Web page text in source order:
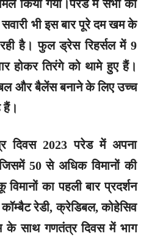
किया गया।परेड में सभी का
भी इस बार पूरे दम खम के
है। फुल ड्रेस रिहर्सल में 9
होकर तिरंगे को थामे हुए हैं।
और बैलेंस बनाने के लिए उच्च
हैं।
दिवस 2023 परेड में अपना
50 से अधिक विमानों की
का पहली बार प्रदर्शन
रेडी, क्रेडिबल, कोहेसिव
साथ गणतंत्र दिवस में भाग